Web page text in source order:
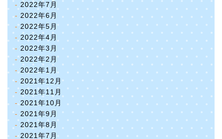
2022年7月
2022年6月
2022年5月
2022年4月
2022年3月
2022年2月
2022年1月
2021年12月
2021年11月
2021年10月
2021年9月
2021年8月
2021年7月